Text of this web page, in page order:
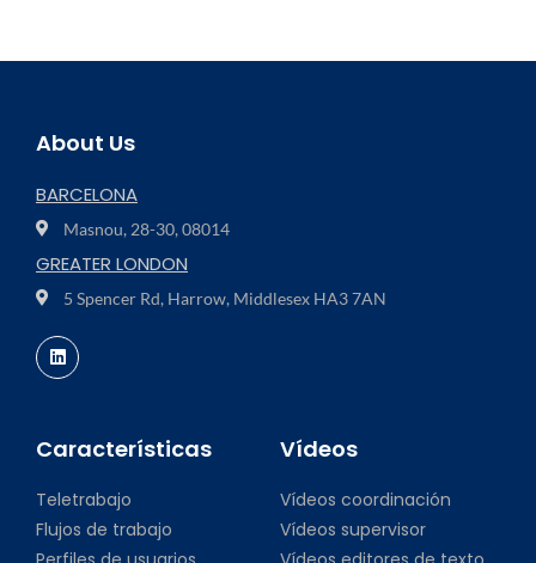
About Us
BARCELONA
Masnou, 28-30, 08014
GREATER LONDON
5 Spencer Rd, Harrow, Middlesex HA3 7AN
Características
Teletrabajo
Flujos de trabajo
Vídeos
Vídeos coordinación
Vídeos supervisor